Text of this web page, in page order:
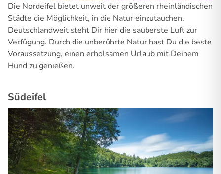
Die Nordeifel bietet unweit der größeren rheinländischen
Städte die Möglichkeit, in die Natur einzutauchen.
Deutschlandweit steht Dir hier die sauberste Luft zur
Verfügung. Durch die unberührte Natur hast Du die beste
Voraussetzung, einen erholsamen Urlaub mit Deinem
Hund zu genießen.
Südeifel